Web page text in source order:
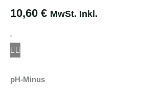
10,60 € MwSt. Inkl.
pH-Minus